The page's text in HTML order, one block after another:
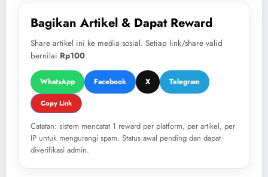
Bagikan Artikel & Dapat Reward
Share artikel ini ke media sosial. Setiap link/share valid
bernilai Rp100.
WhatsApp Facebook X Telegram
Copy Link
Catatan: sistem mencatat 1 reward per platform, per artikel, per
IP untuk mengurangi spam. Status awal pending dan dapat
diverifikasi admin.